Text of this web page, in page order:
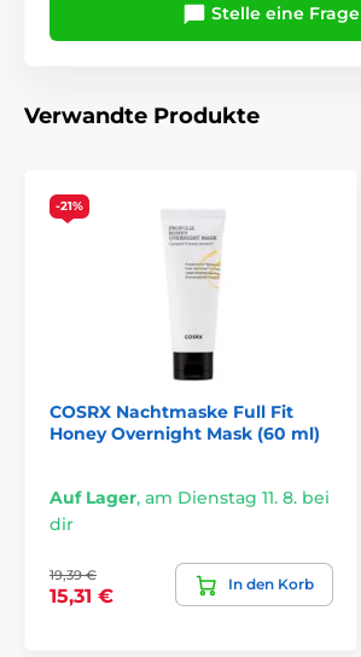
Stelle eine Frage
Verwandte Produkte
-21%
COSRX Nachtmaske Full Fit
Honey Overnight Mask (60 ml)
Auf Lager, am Dienstag 11. 8. bei
dir
19,39 €
15,31 €
In den Korb